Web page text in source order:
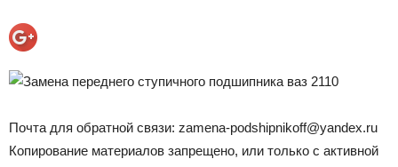
Почта для обратной связи: zamena-podshipnikoff@yandex.ru
Копирование материалов запрещено, или только с активной